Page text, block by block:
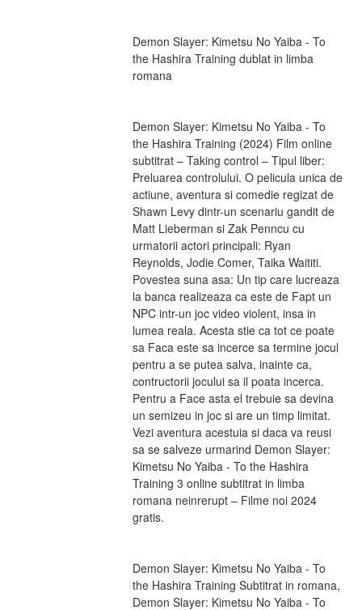
Demon Slayer: Kimetsu No Yaiba - To
the Hashira Training dublat in limba
romana
Demon Slayer: Kimetsu No Yaiba - To
the Hashira Training (2024) Film online
subtitrat – Taking control – Tipul liber:
Preluarea controlului. O pelicula unica de
actiune, aventura si comedie regizat de
Shawn Levy dintr-un scenariu gandit de
Matt Lieberman si Zak Penncu cu
urmatorii actori principali: Ryan
Reynolds, Jodie Comer, Taika Waititi.
Povestea suna asa: Un tip care lucreaza
la banca realizeaza ca este de Fapt un
NPC intr-un joc video violent, insa in
lumea reala. Acesta stie ca tot ce poate
sa Faca este sa incerce sa termine jocul
pentru a se putea salva, inainte ca,
contructorii jocului sa il poata incerca.
Pentru a Face asta el trebuie sa devina
un semizeu in joc si are un timp limitat.
Vezi aventura acestuia si daca va reusi
sa se salveze urmarind Demon Slayer:
Kimetsu No Yaiba - To the Hashira
Training 3 online subtitrat in limba
romana neinrerupt – Filme noi 2024
gratis.
Demon Slayer: Kimetsu No Yaiba - To
the Hashira Training Subtitrat in romana,
Demon Slayer: Kimetsu No Yaiba - To